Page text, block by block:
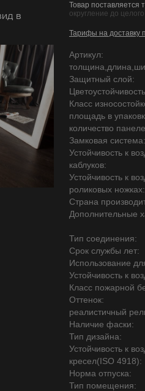
в
Товар поставляется
округление до
Тарифы на доставку
Артикул:
Защитный слой:
Класс
площадь в
количество
Замковая система:
Устойчивость к
каблуков:
Устойчивость к
роликовых ножках:
Страна
Дополнительные
Тип соединения:
Срок службы лет:
Использование
Устойчивость к
Класс пожарной
Оттенок:
реалистичный
Наличие фаски:
Тип дизайна:
Устойчивость к
кресел(ISO 4918):
Норма отпуска:
Тип помещения: